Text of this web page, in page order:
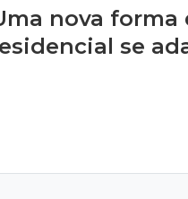
nova forma
se